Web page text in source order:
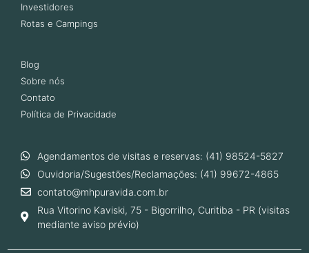
Investidores
Rotas e Campings
Blog
Sobre nós
Contato
Política de Privacidade
Agendamentos de visitas e reservas: (41) 98524-5827
Ouvidoria/Sugestões/Reclamações: (41) 99672-4865
contato@mhpuravida.com.br
Rua Vitorino Kaviski, 75 - Bigorrilho, Curitiba - PR (visitas
mediante aviso prévio)